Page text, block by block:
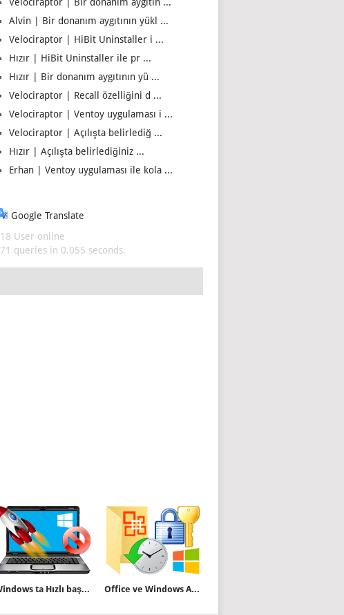
Alvin | Bir donanım aygıtının yükl ...
Velociraptor | HiBit Uninstaller i ...
Hızır | HiBit Uninstaller ile pr ...
Hızır | Bir donanım aygıtının yü ...
Velociraptor | Recall özelliğini d ...
Velociraptor | Ventoy uygulaması i ...
Velociraptor | Açılışta belirlediğ ...
Hızır | Açılışta belirlediğiniz ...
Erhan | Ventoy uygulaması ile kola ...
Google Translate
18 User online
71 queries in 0,055 seconds.
Windows ta Hızlı başlat nasıl kapatılır yada açılır Office ve Windows Aktivasyonlarını yedekleyip geri yükleyin